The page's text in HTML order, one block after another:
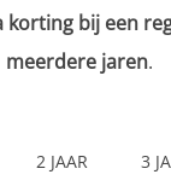
korting bij een
meerdere jaren.
2 JAAR 3